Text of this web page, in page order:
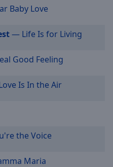
Baby Love
— Life Is for Living
Good Feeling
Is In the Air
the Voice
Maria